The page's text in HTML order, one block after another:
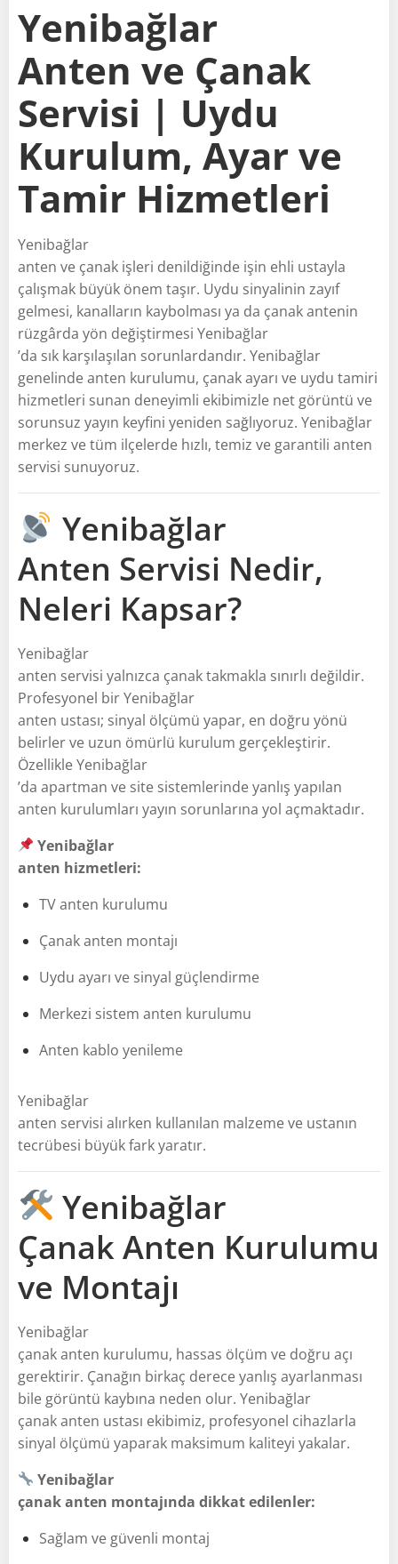
Yenibağlar
Anten ve Çanak
Servisi | Uydu
Kurulum, Ayar ve
Tamir Hizmetleri
Yenibağlar
anten ve çanak işleri denildiğinde işin ehli ustayla
çalışmak büyük önem taşır. Uydu sinyalinin zayıf
gelmesi, kanalların kaybolması ya da çanak antenin
rüzgârda yön değiştirmesi Yenibağlar
’da sık karşılaşılan sorunlardandır. Yenibağlar
genelinde anten kurulumu, çanak ayarı ve uydu tamiri
hizmetleri sunan deneyimli ekibimizle net görüntü ve
sorunsuz yayın keyfini yeniden sağlıyoruz. Yenibağlar
merkez ve tüm ilçelerde hızlı, temiz ve garantili anten
servisi sunuyoruz.
Yenibağlar
Anten Servisi Nedir,
Neleri Kapsar?
Yenibağlar
anten servisi yalnızca çanak takmakla sınırlı değildir.
Profesyonel bir Yenibağlar
anten ustası; sinyal ölçümü yapar, en doğru yönü
belirler ve uzun ömürlü kurulum gerçekleştirir.
Özellikle Yenibağlar
’da apartman ve site sistemlerinde yanlış yapılan
anten kurulumları yayın sorunlarına yol açmaktadır.
Yenibağlar
anten hizmetleri:
TV anten kurulumu
Çanak anten montajı
Uydu ayarı ve sinyal güçlendirme
Merkezi sistem anten kurulumu
Anten kablo yenileme
Yenibağlar
anten servisi alırken kullanılan malzeme ve ustanın
tecrübesi büyük fark yaratır.
Yenibağlar
Çanak Anten Kurulumu
ve Montajı
Yenibağlar
çanak anten kurulumu, hassas ölçüm ve doğru açı
gerektirir. Çanağın birkaç derece yanlış ayarlanması
bile görüntü kaybına neden olur. Yenibağlar
çanak anten ustası ekibimiz, profesyonel cihazlarla
sinyal ölçümü yaparak maksimum kaliteyi yakalar.
Yenibağlar
çanak anten montajında dikkat edilenler:
Sağlam ve güvenli montaj